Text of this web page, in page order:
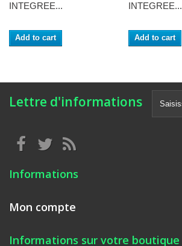
INTEGREE...
Add to cart
INTEGREE...
Add to cart
Lettre d'informations
Informations
Mon compte
Informations sur votre boutique